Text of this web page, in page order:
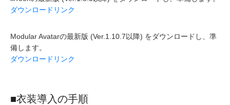
ダウンロードリンク
Modular Avatarの最新版 (Ver.1.10.7以降) をダウンロードし、準
備します。
ダウンロードリンク
■衣装導入の手順